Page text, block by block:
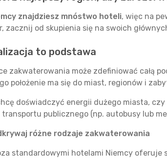
znajdziesz mnóstwo hoteli, więc na
zacznij od skupienia się na swoich
to podstawa
zakwaterowania może zdefiniować całą
położenie ma się do miast, regionów i
doświadczyć energii dużego miasta,
transportu publicznego (np. autobusy lub
różne rodzaje zakwaterowania
standardowymi hotelami Niemcy